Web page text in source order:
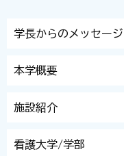
学長からのメッセージ
本学概要
施設紹介
看護大学/学部